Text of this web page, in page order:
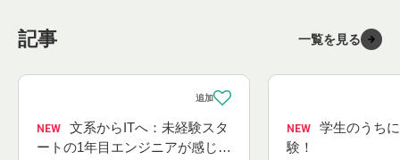
記事 一覧を見る
NEW
ートの1年目エンジニアが感じた
NEW
験！